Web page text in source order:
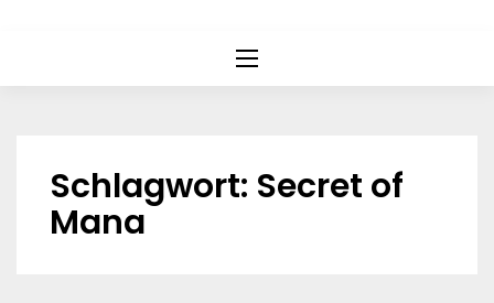
Schlagwort: Secret of
Mana